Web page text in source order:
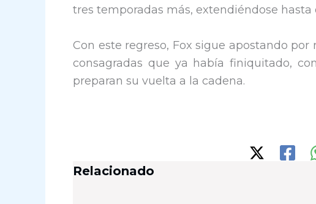
tres temporadas más, extendiéndose hasta
Con este regreso, Fox sigue apostando por
consagradas que ya había finiquitado,
preparan su vuelta a la cadena.
Relacionado